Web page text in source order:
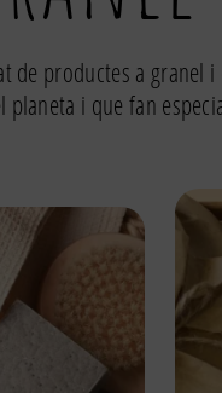
de productes a granel
i que fan